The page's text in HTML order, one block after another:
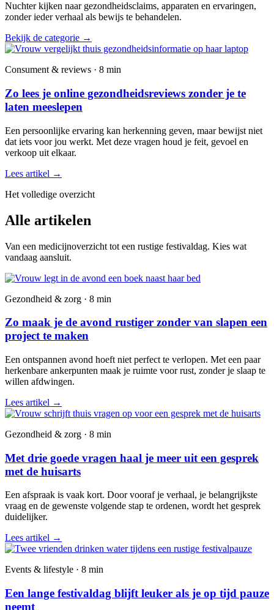
Nuchter kijken naar gezondheidsclaims, apparaten en ervaringen,
zonder ieder verhaal als bewijs te behandelen.
Bekijk de categorie →
Consument & reviews · 8 min
Zo lees je online gezondheidsreviews zonder je te
laten meeslepen
Een persoonlijke ervaring kan herkenning geven, maar bewijst niet
dat iets voor jou werkt. Met deze vragen houd je feit, gevoel en
verkoop uit elkaar.
Lees artikel →
Het volledige overzicht
Alle artikelen
Van een medicijnoverzicht tot een rustige festivaldag. Kies wat
vandaag aansluit.
Gezondheid & zorg · 8 min
Zo maak je de avond rustiger zonder van slapen een
project te maken
Een ontspannen avond hoeft niet perfect te verlopen. Met een paar
herkenbare ankerpunten maak je ruimte voor rust, zonder je slaap te
willen afdwingen.
Lees artikel →
Gezondheid & zorg · 8 min
Met drie goede vragen haal je meer uit een gesprek
met de huisarts
Een afspraak is vaak kort. Door vooraf je verhaal, je belangrijkste
vraag en de gewenste volgende stap te ordenen, wordt het gesprek
duidelijker.
Lees artikel →
Events & lifestyle · 8 min
Een lange festivaldag blijft leuker als je op tijd pauze
neemt